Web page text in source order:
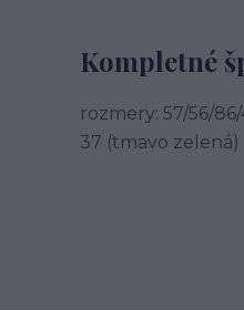
Kompletné
rozmery: 57/56/
37 (tmavo zelená)